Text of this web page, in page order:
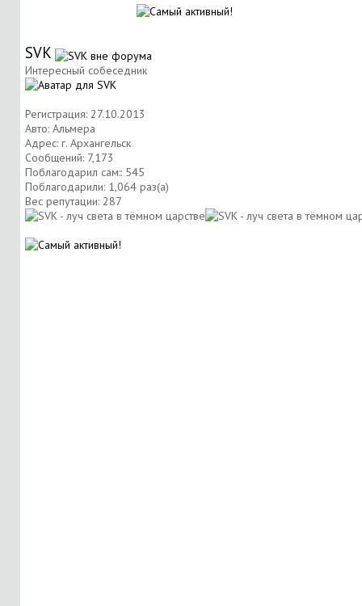
SVK
Интересный собеседник
Регистрация: 27.10.2013
Авто: Альмера
Адрес: г. Архангельск
Сообщений: 7,173
Поблагодарил сам:: 545
Поблагодарили: 1,064 раз(а)
Вес репутации: 287